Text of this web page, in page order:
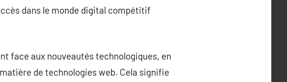
dans le monde digital compétitif
face aux nouveautés technologiques, en
de technologies web. Cela signifie